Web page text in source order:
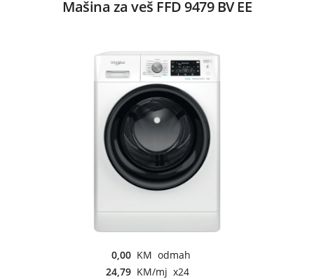
Mašina za veš FFD 9479 BV EE
0,00 KM odmah
24,79 KM/mj x24